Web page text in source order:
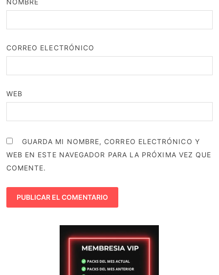
NOMBRE
CORREO ELECTRÓNICO
WEB
GUARDA MI NOMBRE, CORREO ELECTRÓNICO Y
WEB EN ESTE NAVEGADOR PARA LA PRÓXIMA VEZ QUE
COMENTE.